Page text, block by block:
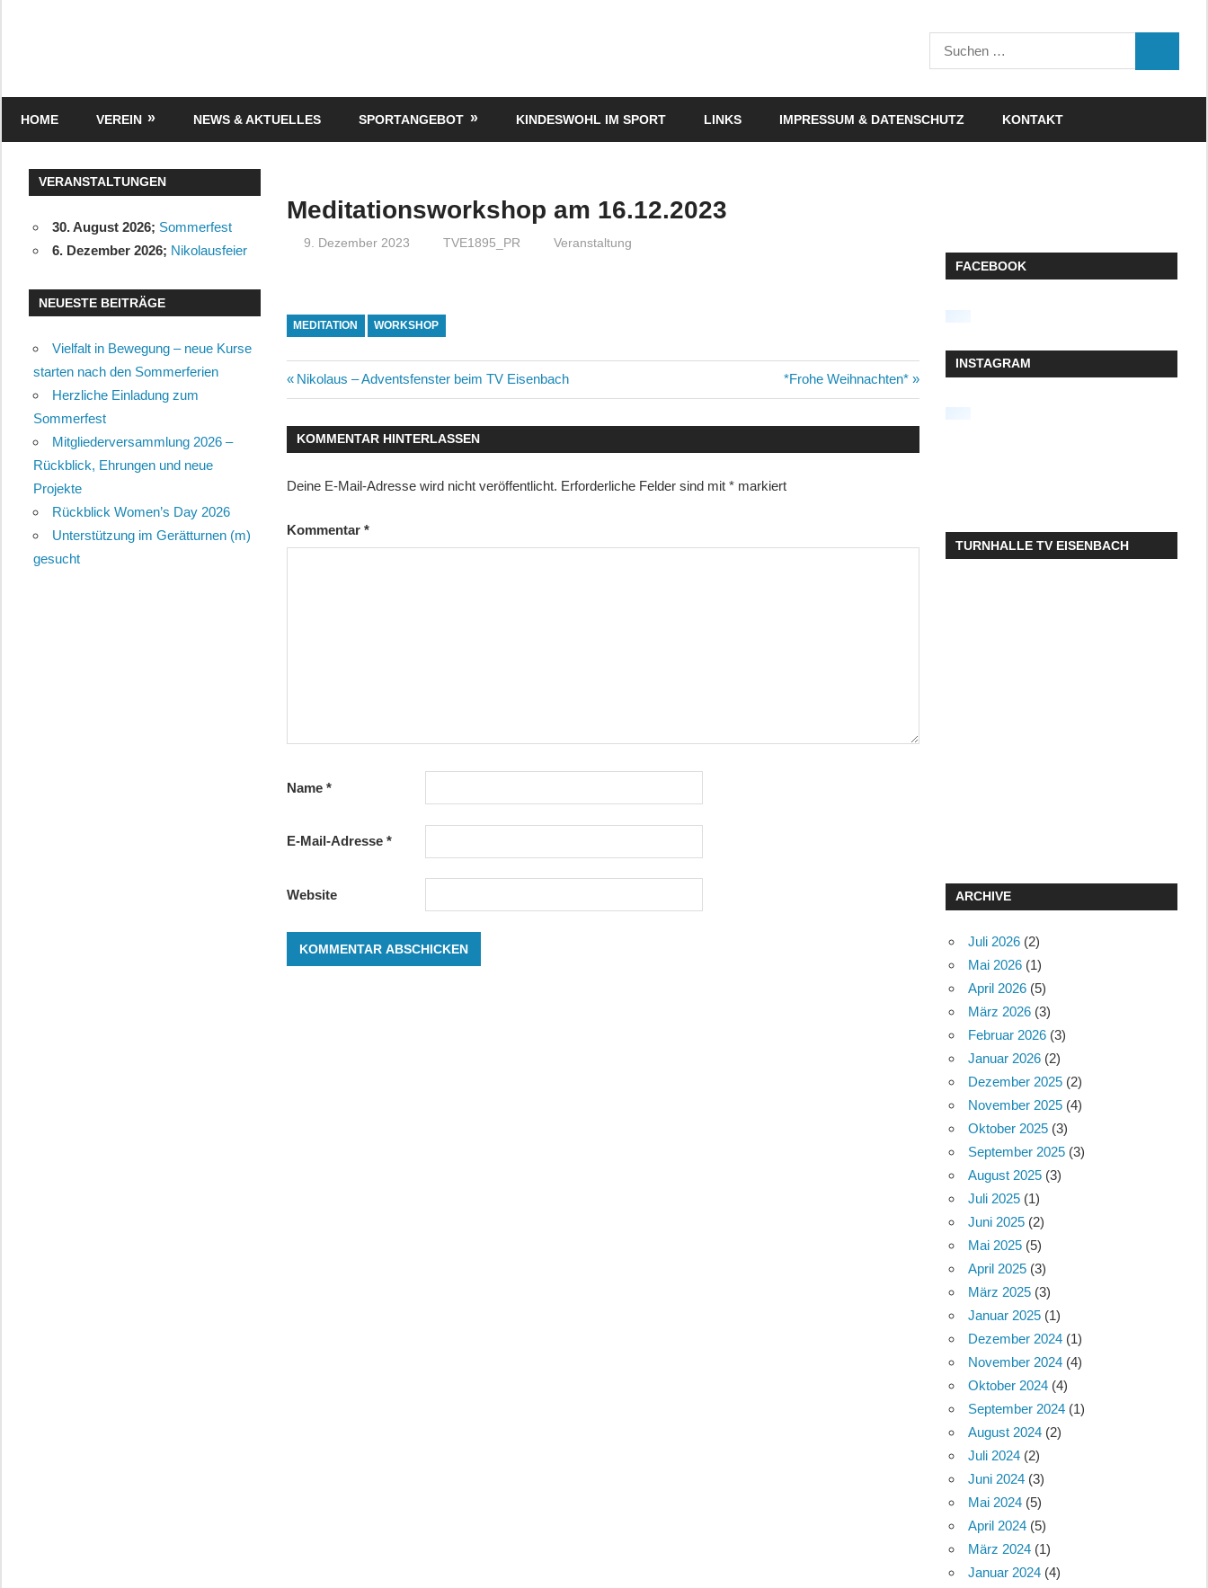
Eisenbach
Suchen
nach:
HOME VEREIN NEWS & AKTUELLES SPORTANGEBOT KINDESWOHL IM SPORT LINKS IMPRESSUM & DATENSCHUTZ KONTAKT
Meditationsworkshop am 16.12.2023
9. Dezember 2023 TVE1895_PR Veranstaltung
MEDITATION WORKSHOP
Beitragsnavigation
Vorheriger
Beitrag:
Nikolaus – Adventsfenster beim TV Eisenbach
Nächster
Beitrag:
*Frohe Weihnachten*
KOMMENTAR HINTERLASSEN
Deine E-Mail-Adresse wird nicht veröffentlicht. Erforderliche Felder sind mit* markiert
Kommentar*
Name*
E-Mail-Adresse*
Website
VERANSTALTUNGEN
30. August 2026; Sommerfest
6. Dezember 2026; Nikolausfeier
NEUESTE BEITRÄGE
Vielfalt in Bewegung – neue Kurse
starten nach den Sommerferien
Herzliche Einladung zum
Sommerfest
Mitgliederversammlung 2026 –
Rückblick, Ehrungen und neue
Projekte
Rückblick Women’s Day 2026
Unterstützung im Gerätturnen (m)
gesucht
FACEBOOK
INSTAGRAM
TURNHALLE TV EISENBACH
ARCHIVE
Juli 2026 (2)
Mai 2026 (1)
April 2026 (5)
März 2026 (3)
Februar 2026 (3)
Januar 2026 (2)
Dezember 2025 (2)
November 2025 (4)
Oktober 2025 (3)
September 2025 (3)
August 2025 (3)
Juli 2025 (1)
Juni 2025 (2)
Mai 2025 (5)
April 2025 (3)
März 2025 (3)
Januar 2025 (1)
Dezember 2024 (1)
November 2024 (4)
Oktober 2024 (4)
September 2024 (1)
August 2024 (2)
Juli 2024 (2)
Juni 2024 (3)
Mai 2024 (5)
April 2024 (5)
März 2024 (1)
Januar 2024 (4)